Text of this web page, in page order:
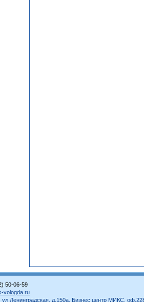
50-06-59
vologda.ru
ул.Ленинградская, д.150а, Бизнес центр МИКС,